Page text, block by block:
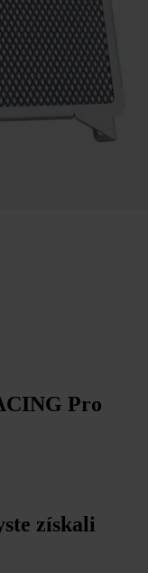
Pro
získali